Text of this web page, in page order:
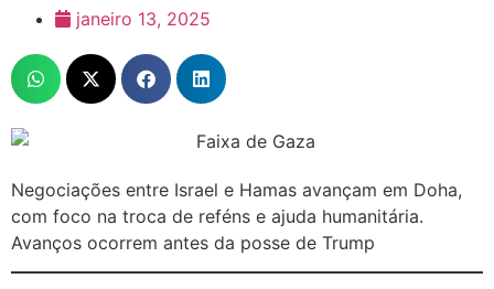
janeiro 13, 2025
Negociações entre Israel e Hamas avançam em Doha,
com foco na troca de reféns e ajuda humanitária.
Avanços ocorrem antes da posse de Trump